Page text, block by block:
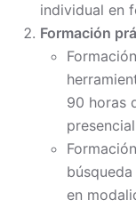
individual en
Formación
90 horas
en